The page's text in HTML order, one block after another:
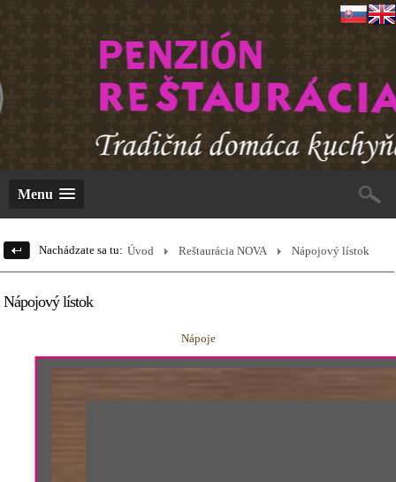
Menu
Nachádzate sa tu: Úvod Reštaurácia NOVA Nápojový lístok
Nápojový lístok
Nápoje